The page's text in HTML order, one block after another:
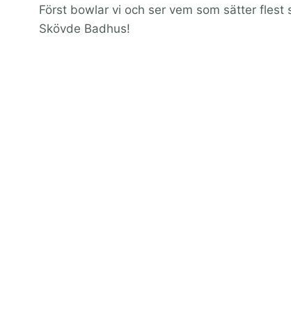
Först bowlar vi och ser vem som sätter
Skövde Badhus!